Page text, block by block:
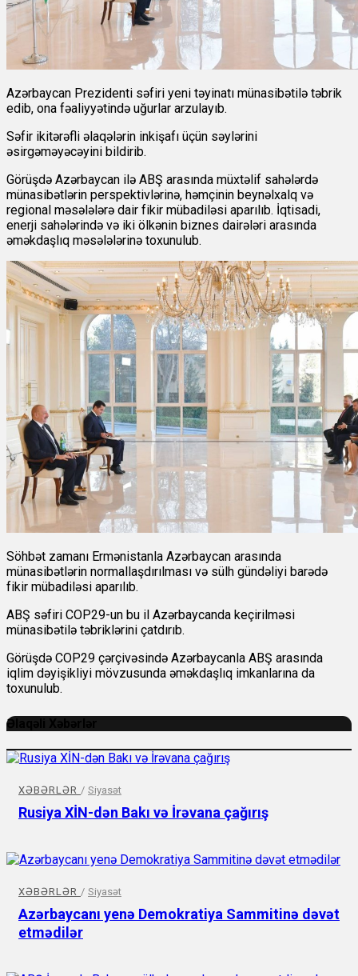
Azərbaycan Prezidenti səfiri yeni təyinatı münasibətilə təbrik
edib, ona fəaliyyətində uğurlar arzulayıb.
Səfir ikitərəfli əlaqələrin inkişafı üçün səylərini
əsirgəməyəcəyini bildirib.
Görüşdə Azərbaycan ilə ABŞ arasında müxtəlif sahələrdə
münasibətlərin perspektivlərinə, həmçinin beynəlxalq və
regional məsələlərə dair fikir mübadiləsi aparılıb. İqtisadi,
enerji sahələrində və iki ölkənin biznes dairələri arasında
əməkdaşlıq məsələlərinə toxunulub.
Söhbət zamanı Ermənistanla Azərbaycan arasında
münasibətlərin normallaşdırılması və sülh gündəliyi barədə
fikir mübadiləsi aparılıb.
ABŞ səfiri COP29-un bu il Azərbaycanda keçirilməsi
münasibətilə təbriklərini çatdırıb.
Görüşdə COP29 çərçivəsində Azərbaycanla ABŞ arasında
iqlim dəyişikliyi mövzusunda əməkdaşlıq imkanlarına da
toxunulub.
Əlaqəli Xəbərlər
XƏBƏRLƏR / Siyasət
Rusiya XİN-dən Bakı və İrəvana çağırış
XƏBƏRLƏR / Siyasət
Azərbaycanı yenə Demokratiya Sammitinə dəvət
etmədilər